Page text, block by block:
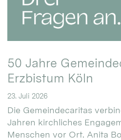
50 Jahre
Erzbistum Köln
23. Juli 2026
Die Gemeindecaritas
Jahren kirchliches
Menschen vor Ort. Anita